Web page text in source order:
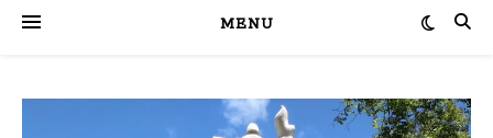
MENU